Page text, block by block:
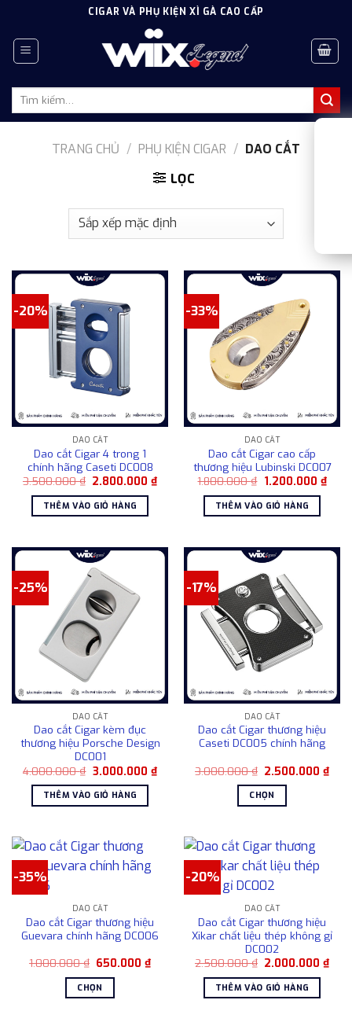
content
CIGAR VÀ PHỤ KIỆN XÌ GÀ CAO CẤP
Tìm
TRANG CHỦ / PHỤ KIỆN CIGAR / DAO CẮT
LỌC
-20%
DAO CẮT
Dao cắt Cigar 4 trong 1
chính hãng Caseti DC008
3.500.000₫ Giá
là:
3.500.000 ₫.
2.800.000₫Giá
hiện
2.800.000 ₫.
THÊM VÀO GIỎ HÀNG
-33%
DAO CẮT
Dao cắt Cigar cao cấp
thương hiệu Lubinski DC007
1.800.000₫ Giá
là:
1.800.000 ₫.
1.200.000 ₫Giá
hiện
THÊM VÀO GIỎ HÀNG
-25%
DAO CẮT
Dao cắt Cigar kèm đục
thương hiệu Porsche Design
DC001
4.000.000₫ Giá
là:
4.000.000 ₫.
3.000.000 ₫Giá
hiện
THÊM VÀO GIỎ HÀNG
-17%
DAO CẮT
Dao cắt Cigar thương hiệu
Caseti DC005 chính hãng
3.000.000₫ Giá
là:
3.000.000 ₫.
2.500.000₫Giá
hiện
CHỌN
này
có
nhiều
thể.
Các
tùy
chọn
có
thể
-35%
DAO CẮT
Dao cắt Cigar thương hiệu
Guevara chính hãng DC006
1.000.000₫ Giá
là:
1.000.000 ₫.
650.000₫Giá
hiện
650.000 ₫.
CHỌN
-20%
DAO CẮT
Dao cắt Cigar thương hiệu
Xikar chất liệu thép không gỉ
DC002
2.500.000₫ Giá
là:
2.500.000 ₫.
2.000.000₫Giá
hiện
THÊM VÀO GIỎ HÀNG